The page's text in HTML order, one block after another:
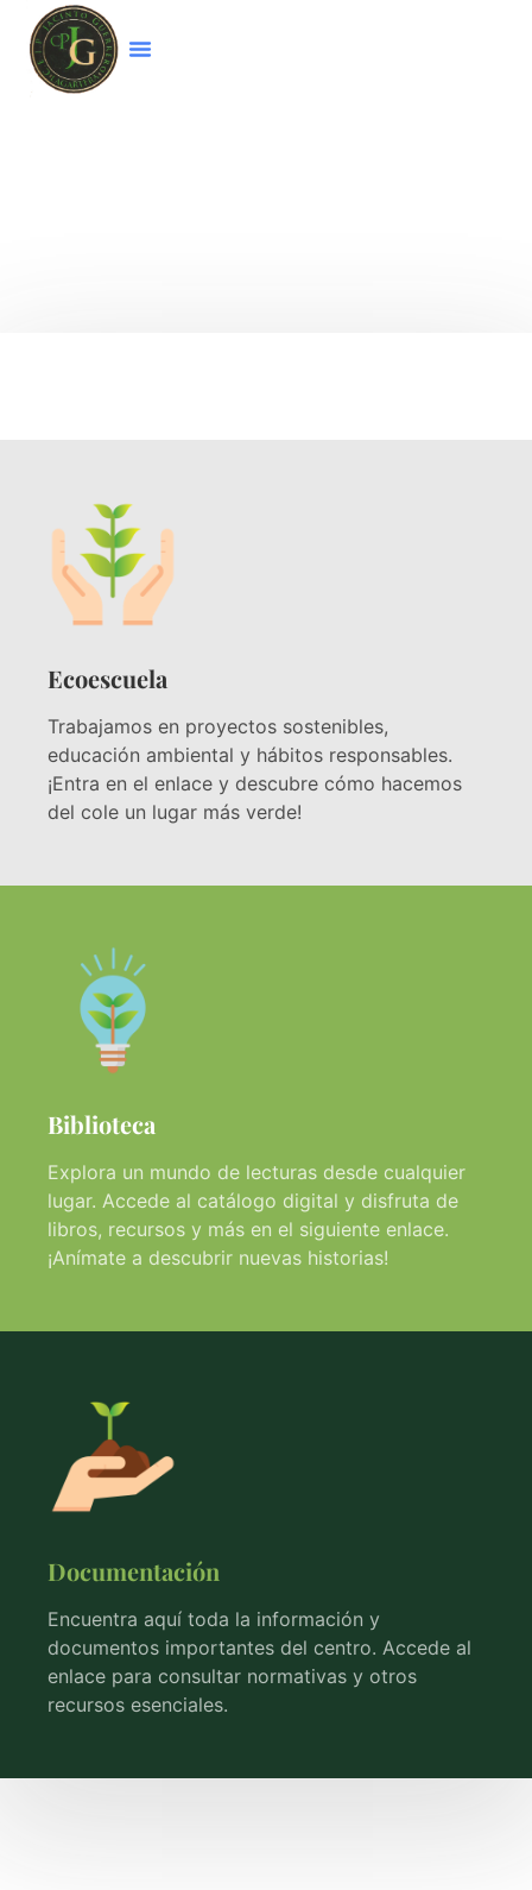
Ecoescuela
Trabajamos en proyectos sostenibles,
educación ambiental y hábitos responsables.
¡Entra en el enlace y descubre cómo hacemos
del cole un lugar más verde!
Biblioteca
Explora un mundo de lecturas desde cualquier
lugar. Accede al catálogo digital y disfruta de
libros, recursos y más en el siguiente enlace.
¡Anímate a descubrir nuevas historias!
Documentación
Encuentra aquí toda la información y
documentos importantes del centro. Accede al
enlace para consultar normativas y otros
recursos esenciales.